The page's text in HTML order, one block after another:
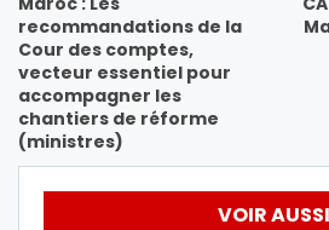
recommandations de la
Cour des comptes,
vecteur essentiel pour
accompagner les
chantiers de réforme
(ministres)
VOIR AUSSI